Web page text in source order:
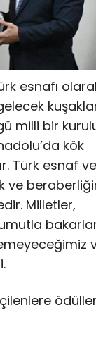
esnafı
milli bir
kök
Türk esnaf ve
ve
Milletler,